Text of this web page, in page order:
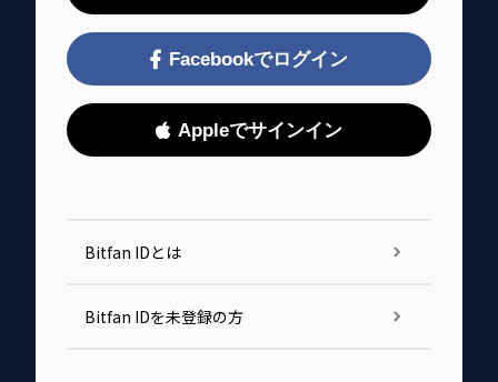
Facebookでログイン
Appleでサインイン
Bitfan IDとは
Bitfan IDを未登録の方